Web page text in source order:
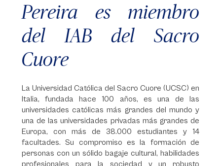
Pereira es miembro
del IAB del Sacro
Cuore
La Universidad Católica del Sacro Cuore (UCSC) en
Italia, fundada hace 100 años, es una de las
universidades católicas más grandes del mundo y
una de las universidades privadas más grandes de
Europa, con más de 38.000 estudiantes y 14
facultades. Su compromiso es la formación de
personas con un sólido bagaje cultural, habilidades
profesionales para la sociedad y un robusto